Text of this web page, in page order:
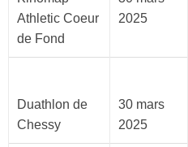
Athletic Coeur
de Fond
2025
Duathlon de
Chessy
30 mars
2025